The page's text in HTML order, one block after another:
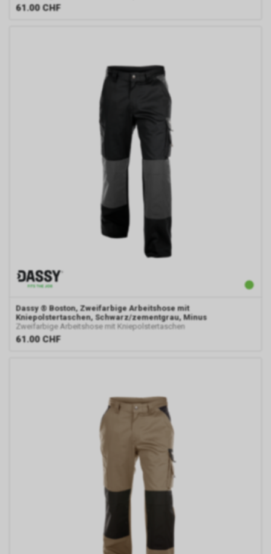
61.00 CHF
Dassy ® Boston, Zweifarbige Arbeitshose mit
Kniepolstertaschen, Schwarz/zementgrau, Minus
Zweifarbige Arbeitshose mit Kniepolstertaschen
61.00 CHF